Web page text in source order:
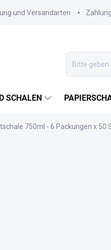
und Versandarten
SCHALEN
750ml - 6 Packungen x 50